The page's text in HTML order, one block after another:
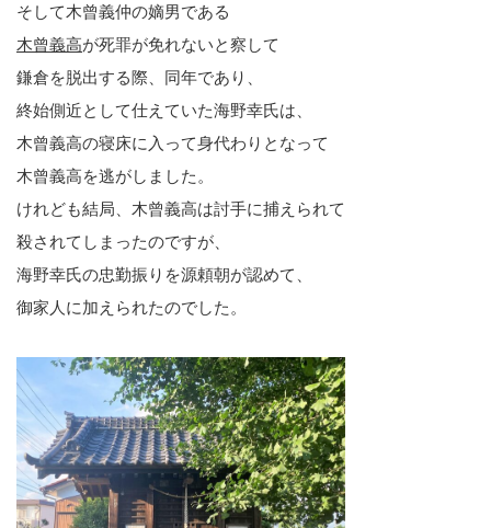
そして木曾義仲の嫡男である
木曾義高が死罪が免れないと察して
鎌倉を脱出する際、同年であり、
終始側近として仕えていた海野幸氏は、
木曾義高の寝床に入って身代わりとなって
木曾義高を逃がしました。
けれども結局、木曾義高は討手に捕えられて
殺されてしまったのですが、
海野幸氏の忠勤振りを源頼朝が認めて、
御家人に加えられたのでした。